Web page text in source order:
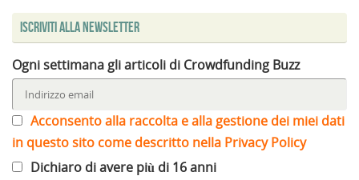
Iscriviti alla Newsletter
Ogni settimana gli articoli di Crowdfunding Buzz
Acconsento alla raccolta e alla gestione dei miei dati
in questo sito come descritto nella Privacy Policy
Dichiaro di avere più di 16 anni